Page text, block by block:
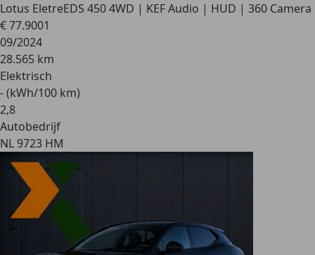
Lotus EletreEDS 450 4WD | KEF Audio | HUD | 360 Camera
€ 77.9001
09/2024
28.565 km
Elektrisch
- (kWh/100 km)
2,8
Autobedrijf
NL 9723 HM